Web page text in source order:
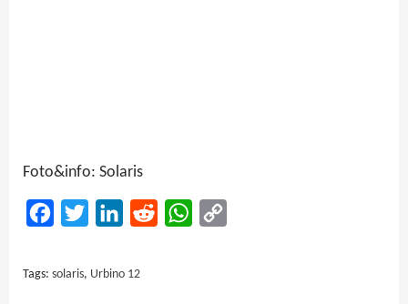
Foto&info: Solaris
FacebookTwitter LinkedInReddit WhatsApp
Tags: solaris, Urbino 12